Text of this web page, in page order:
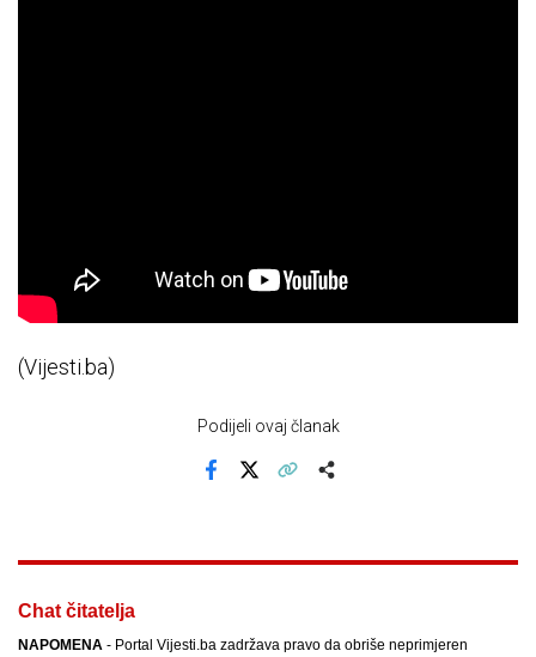
(Vijesti.ba)
Podijeli ovaj članak
Chat čitatelja
NAPOMENA - Portal Vijesti.ba zadržava pravo da obriše neprimjeren